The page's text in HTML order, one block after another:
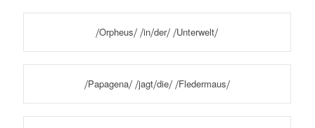
⧸Orpheus⧸ ⧸in⧸der⧸ ⧸Unterwelt⧸
⧸Papagena⧸ ⧸jagt⧸die⧸ ⧸Fledermaus⧸